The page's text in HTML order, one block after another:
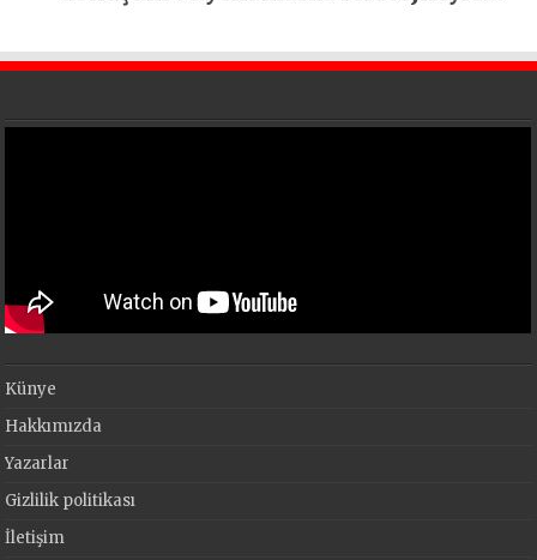
Künye
Hakkımızda
Yazarlar
Gizlilik politikası
İletişim